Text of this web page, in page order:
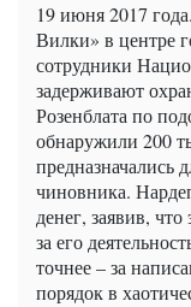
19 июня 2017
Вилки» в центре
сотрудники
задерживают
Розенблата по
обнаружили 200
предназначались
чиновника.
денег, заявив,
за его
точнее – за
порядок в